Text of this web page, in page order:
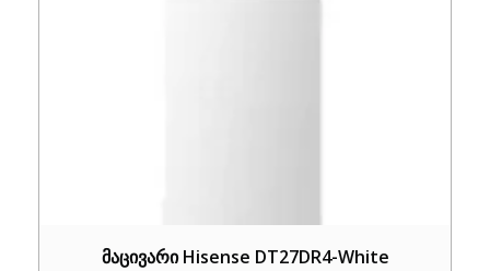
მაცივარი Hisense DT27DR4-White